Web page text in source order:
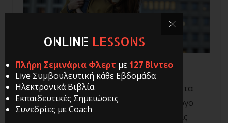
Σε αυτή τη λίστα θα δούμε 9 πράγματα τα
οποία υπογραμμίζουν το ότι, ως αξιόλογο
μέλος της κοινωνίας, χρειάζεται να έχεις
ONLINE LESSONS
Πλήρη Σεμινάρια Φλερτ με 127 Βίντεο
Live Συμβουλευτική κάθε Εβδομάδα
Ηλεκτρονικά Βιβλία
Εκπαιδευτικές Σημειώσεις
Συνεδρίες με Coach